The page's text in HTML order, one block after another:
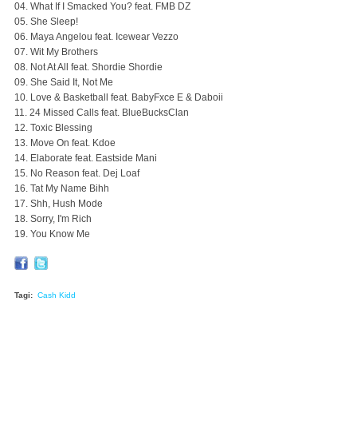
04. What If I Smacked You? feat. FMB DZ
05. She Sleep!
06. Maya Angelou feat. Icewear Vezzo
07. Wit My Brothers
08. Not At All feat. Shordie Shordie
09. She Said It, Not Me
10. Love & Basketball feat. BabyFxce E & Daboii
11. 24 Missed Calls feat. BlueBucksClan
12. Toxic Blessing
13. Move On feat. Kdoe
14. Elaborate feat. Eastside Mani
15. No Reason feat. Dej Loaf
16. Tat My Name Bihh
17. Shh, Hush Mode
18. Sorry, I'm Rich
19. You Know Me
Tagi: Cash Kidd